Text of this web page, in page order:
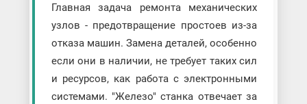
Главная задача ремонта механических
узлов - предотвращение простоев из-за
отказа машин. Замена деталей, особенно
если они в наличии, не требует таких сил
и ресурсов, как работа с электронными
системами. "Железо" станка отвечает за